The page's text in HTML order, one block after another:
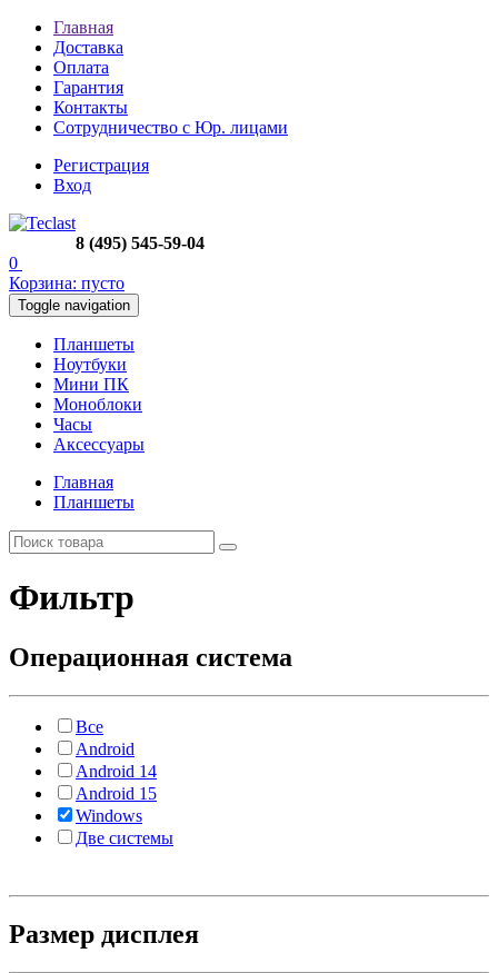
Главная
Доставка
Оплата
Гарантия
Контакты
Сотрудничество с Юр. лицами
Регистрация
Вход
8 (495) 545-59-04
0
Корзина: пусто
Toggle navigation
Планшеты
Ноутбуки
Мини ПК
Моноблоки
Часы
Аксессуары
Главная
Планшеты
Фильтр
Операционная система
Все
Android
Android 14
Android 15
Windows
Две системы
Размер дисплея